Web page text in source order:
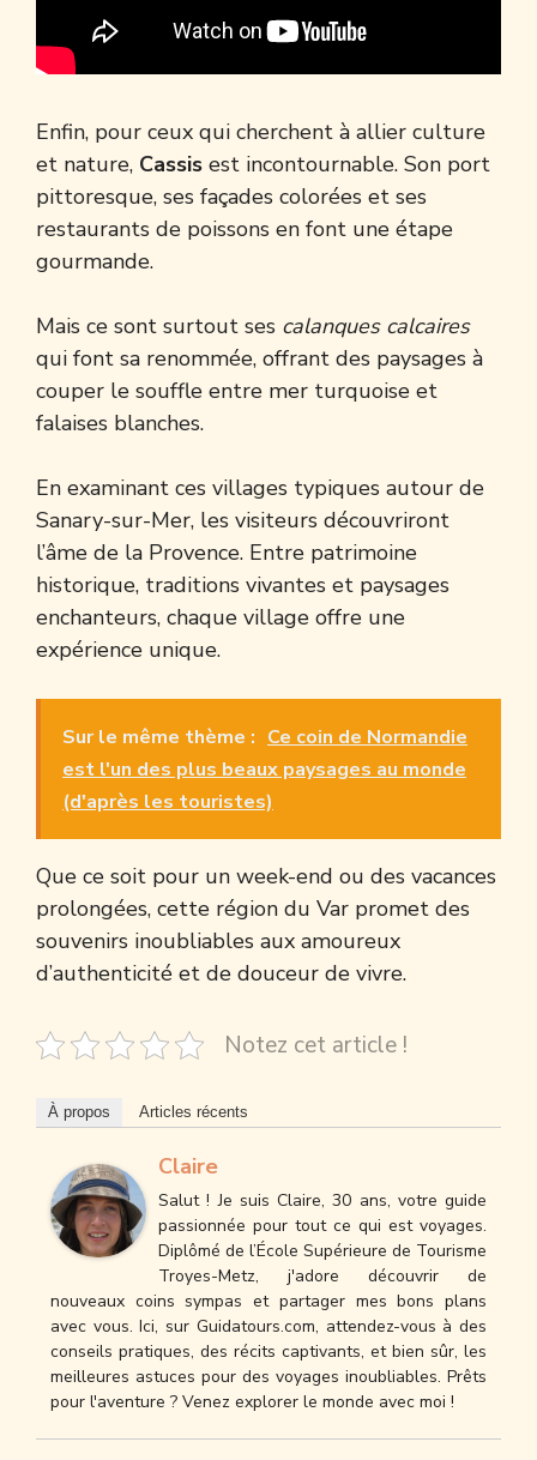
Enfin, pour ceux qui cherchent à allier culture
et nature, Cassis est incontournable. Son port
pittoresque, ses façades colorées et ses
restaurants de poissons en font une étape
gourmande.
Mais ce sont surtout ses calanques calcaires
qui font sa renommée, offrant des paysages à
couper le souffle entre mer turquoise et
falaises blanches.
En examinant ces villages typiques autour de
Sanary-sur-Mer, les visiteurs découvriront
l’âme de la Provence. Entre patrimoine
historique, traditions vivantes et paysages
enchanteurs, chaque village offre une
expérience unique.
Sur le même thème : Ce coin de Normandie
est l'un des plus beaux paysages au monde
(d'après les touristes)
Que ce soit pour un week-end ou des vacances
prolongées, cette région du Var promet des
souvenirs inoubliables aux amoureux
d’authenticité et de douceur de vivre.
Notez cet article !
À propos Articles récents
Claire
Salut ! Je suis Claire, 30 ans, votre guide
passionnée pour tout ce qui est voyages.
Diplômé de l’École Supérieure de Tourisme
Troyes-Metz, j'adore découvrir de
nouveaux coins sympas et partager mes bons plans
avec vous. Ici, sur Guidatours.com, attendez-vous à des
conseils pratiques, des récits captivants, et bien sûr, les
meilleures astuces pour des voyages inoubliables. Prêts
pour l'aventure ? Venez explorer le monde avec moi !